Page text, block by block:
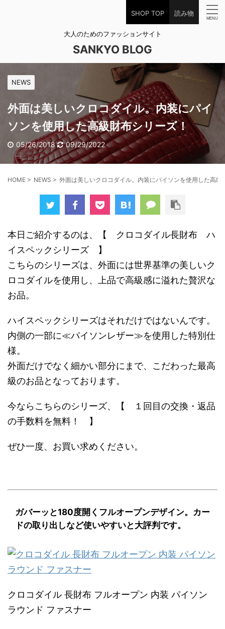
SHOP TOP 読み物
大人のためのファッションサイト
SANKYO BLOG
NEWS
外面は美しいクロコダイル。内装にパイ
ソンを使用した高級財布シリーズ！
05/26/2018 09/29/2022
HOME > NEWS > 外面は美しいクロコダイル。内装にパイソンを使用した高級
本日ご紹介するのは、【 クロコダイル長財布 ハ
イスペックシリーズ 】
こちらのシリーズは、外面には世界基準の美しいク
ロコダイルを使用し、上品で高級感に溢れた贅沢な
お品。
ハイスペックシリーズはそれだけではないんです。
内側の一部に≪パイソンレザー≫を使用した特別仕
様。
外面だけでなく細かい部分にまで、こだわった最高
級のお品となっております。
今ならこちらのシリーズ、【 １回目の交換・返品
の手数料を無料！ 】
ぜひ一度、お買い求めください。
ガバーッと180度開くフルオープンデザイン。カー
ドの取り出しなど使いやすいと大評判です。
クロコダイル 長財布 フルオープン 内装 パイソン
ラウンド ファスナー